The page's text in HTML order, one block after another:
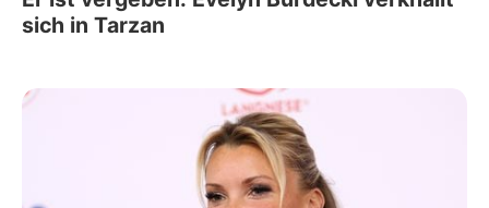
sich in Tarzan